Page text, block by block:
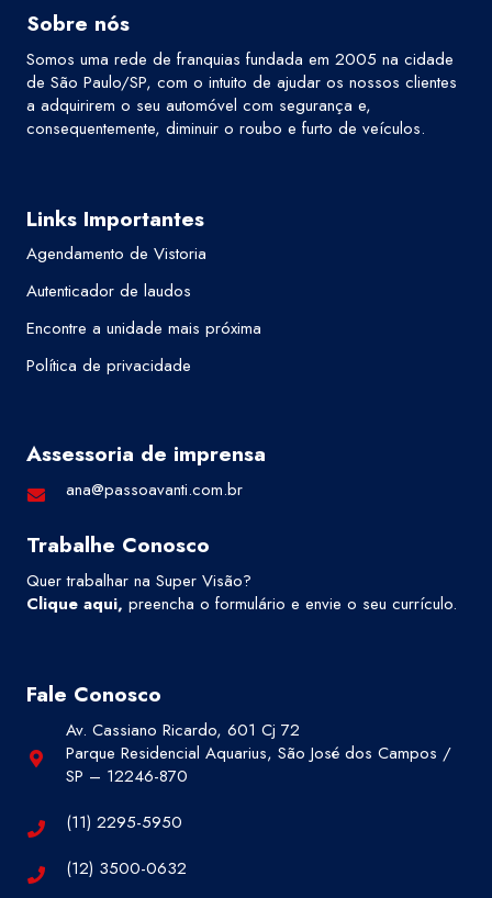
Sobre nós
Somos uma rede de franquias fundada em 2005 na cidade
de São Paulo/SP, com o intuito de ajudar os nossos clientes
a adquirirem o seu automóvel com segurança e,
consequentemente, diminuir o roubo e furto de veículos.
Links Importantes
Agendamento de Vistoria
Autenticador de laudos
Encontre a unidade mais próxima
Política de privacidade
Assessoria de imprensa
ana@passoavanti.com.br
Trabalhe Conosco
Quer trabalhar na Super Visão?
Clique aqui, preencha o formulário e envie o seu currículo.
Fale Conosco
Av. Cassiano Ricardo, 601 Cj 72
Parque Residencial Aquarius, São José dos Campos /
SP – 12246-870
(11) 2295-5950
(12) 3500-0632